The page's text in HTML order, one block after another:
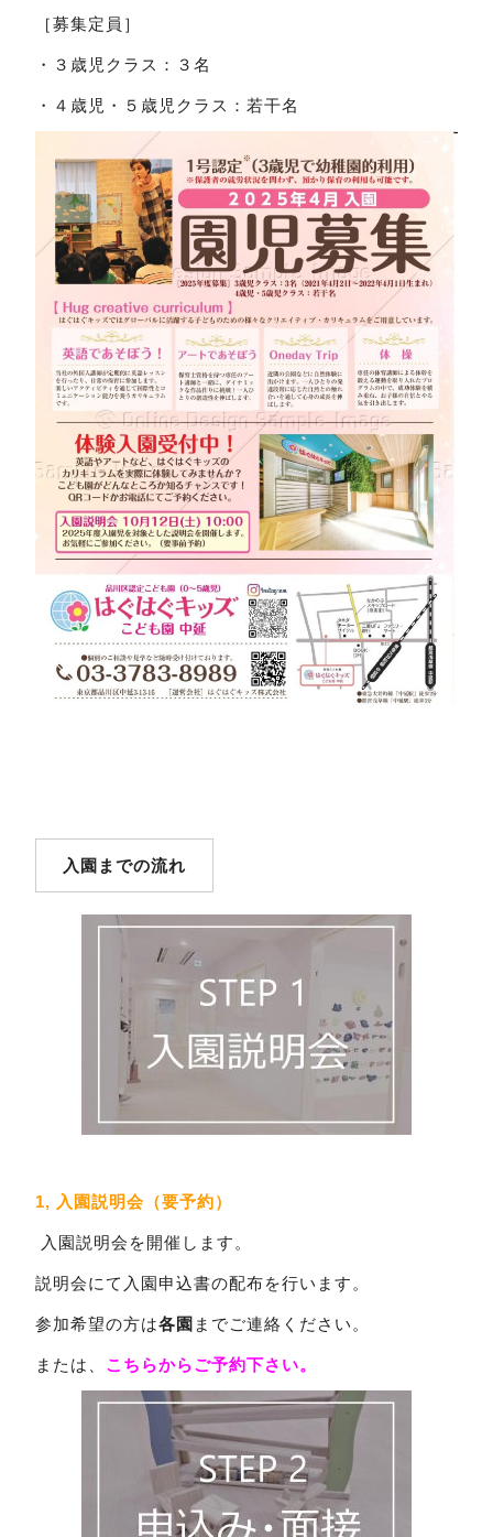
［募集定員］
・３歳児クラス：３名
・４歳児・５歳児クラス：若干名
入園までの流れ
1, 入園説明会（要予約）
入園説明会を開催します。
説明会にて入園申込書の配布を行います。
参加希望の方は各園 までご連絡ください。
または、 こちらからご予約下さい。